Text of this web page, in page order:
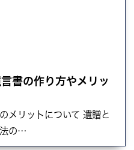
書の作り方やメリッ
メリットについて 遺贈と
法の…